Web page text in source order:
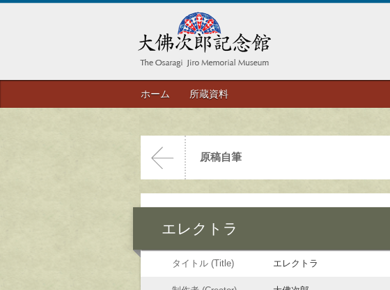
ホーム 所蔵資料
原稿自筆
エレクトラ
タイトル (Title) エレクトラ